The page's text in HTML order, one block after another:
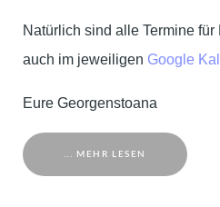
Natürlich sind alle Termine
auch im jeweiligen Google
Eure Georgenstoana
... MEHR LESEN